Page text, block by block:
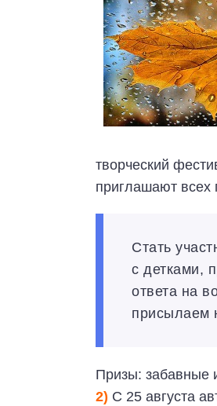
творческий
приглашают всех
Стать
с детками,
ответа на
присылаем
Призы: забавные
2) С 25 августа